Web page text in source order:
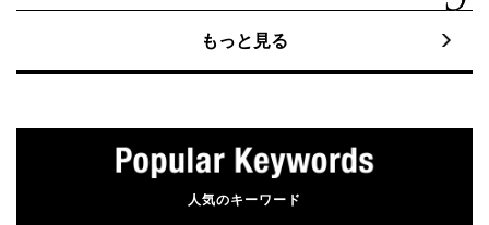
もっと見る
人気のキーワード